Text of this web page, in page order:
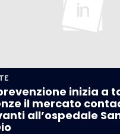
inizia a
il mercato
all’ospedale